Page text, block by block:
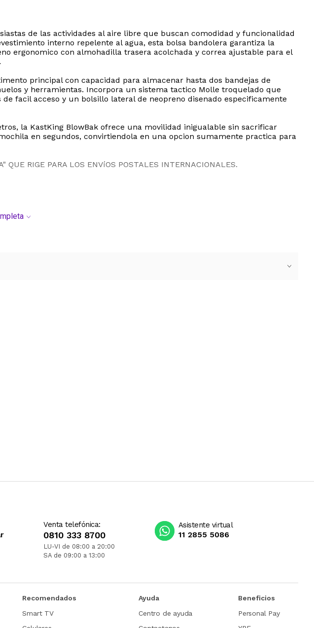
de las actividades al aire libre que buscan comodidad y funcionalidad
interno repelente al agua, esta bolsa bandolera garantiza la
ergonomico con almohadilla trasera acolchada y correa ajustable para el
principal con capacidad para almacenar hasta dos bandejas de
y herramientas. Incorpora un sistema tactico Molle troquelado que
facil acceso y un bolsillo lateral de neopreno disenado especificamente
la KastKing BlowBak ofrece una movilidad inigualable sin sacrificar
en segundos, convirtiendola en una opcion sumamente practica para
QUE RIGE PARA LOS ENVíOS POSTALES INTERNACIONALES.
Venta telefónica:
0810 333 8700
LU-VI de 08:00 a 20:00
SA de 09:00 a 13:00
Asistente virtual
11 2855 5086
Recomendados
Smart TV
Ayuda
Centro de ayuda
Beneficios
Personal Pay